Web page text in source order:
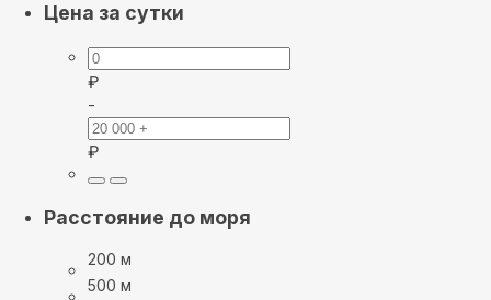
Цена за сутки
₽
-
₽
Расстояние до моря
200 м
500 м